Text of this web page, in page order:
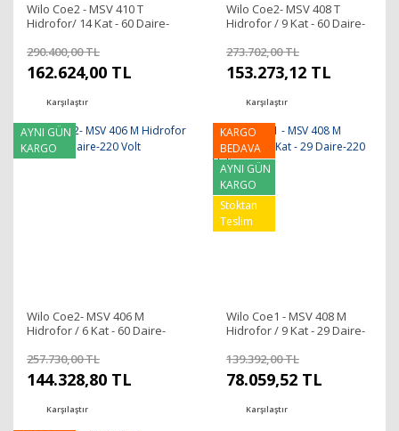
Wilo Coe2 - MSV 410 T
Hidrofor/ 14 Kat - 60 Daire-
290.400,00 TL
162.624,00 TL
Karşılaştır
Wilo Coe2- MSV 408 T
Hidrofor / 9 Kat - 60 Daire-
273.702,00 TL
153.273,12 TL
Karşılaştır
AYNI GÜN
KARGO
Wilo Coe2- MSV 406 M
Hidrofor / 6 Kat - 60 Daire-
257.730,00 TL
144.328,80 TL
Karşılaştır
KARGO
BEDAVA
AYNI GÜN
KARGO
Stoktan
Teslim
Wilo Coe1 - MSV 408 M
Hidrofor / 9 Kat - 29 Daire-
139.392,00 TL
78.059,52 TL
Karşılaştır